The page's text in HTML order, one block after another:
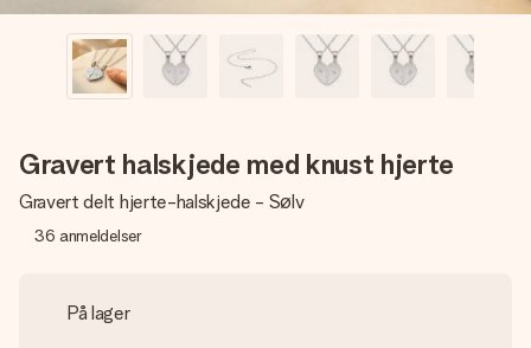
Gravert halskjede med knust hjerte
Gravert delt hjerte-halskjede - Sølv
36 anmeldelser
På lager